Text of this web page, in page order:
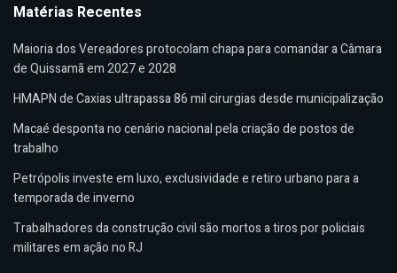
Matérias Recentes
Maioria dos Vereadores protocolam chapa para comandar a Câmara
de Quissamã em 2027 e 2028
HMAPN de Caxias ultrapassa 86 mil cirurgias desde municipalização
Macaé desponta no cenário nacional pela criação de postos de
trabalho
Petrópolis investe em luxo, exclusividade e retiro urbano para a
temporada de inverno
Trabalhadores da construção civil são mortos a tiros por policiais
militares em ação no RJ